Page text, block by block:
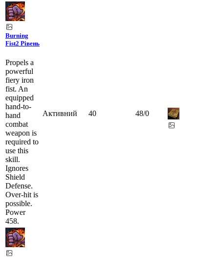
Burning
Fist2 Рівень
Propels a
powerful
fiery iron
fist. An
equipped
hand-to-
hand
combat
weapon is
required to
use this
skill.
Ignores
Shield
Defense.
Over-hit is
possible.
Power
458.
Активний 40 48/0